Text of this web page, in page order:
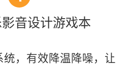
音设计游戏本
，有效降温降噪，让